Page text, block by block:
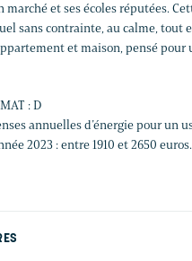
et ses écoles réputées.
sans contrainte, au calme, tout
et maison, pensé pour
: D
annuelles d’énergie pour un
2023 : entre 1910 et 2650 euros.